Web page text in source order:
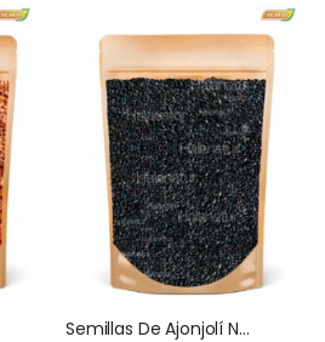
Semillas De Ajonjolí Negro Sésamo Black